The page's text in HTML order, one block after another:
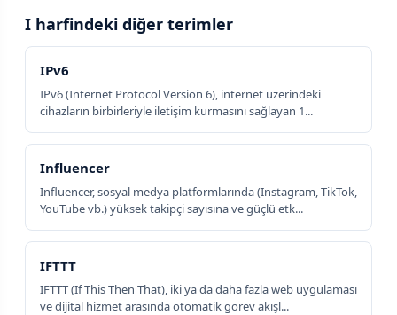
I harfindeki diğer terimler
IPv6
IPv6 (Internet Protocol Version 6), internet üzerindeki
cihazların birbirleriyle iletişim kurmasını sağlayan 1...
Influencer
Influencer, sosyal medya platformlarında (Instagram, TikTok,
YouTube vb.) yüksek takipçi sayısına ve güçlü etk...
IFTTT
IFTTT (If This Then That), iki ya da daha fazla web uygulaması
ve dijital hizmet arasında otomatik görev akışl...